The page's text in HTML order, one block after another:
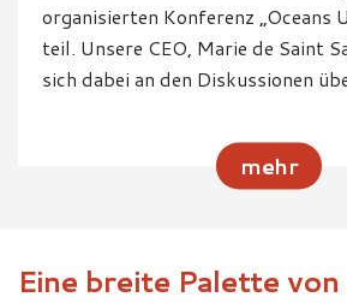
organisierten Konferenz „Oceans
teil. Unsere CEO, Marie de Saint
sich dabei an den Diskussionen
mehr
Eine breite Palette von